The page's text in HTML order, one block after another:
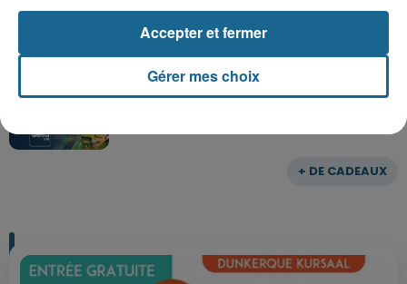
+ DE CADEAUX
Gagnez vos entrées pour Plopsaland
Gérer mes choix
Accepter et fermer